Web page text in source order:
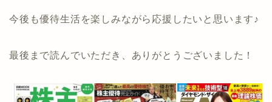
今後も優待生活を楽しみながら応援したいと思います♪
最後まで読んでいただき、ありがとうございました！